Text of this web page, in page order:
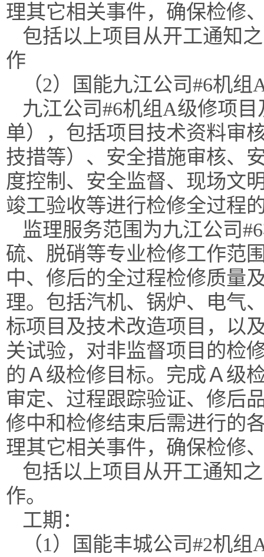
理其它相关事件，确保检修
包括以上项目从开工通知
作
（2） 国能九江公司#6机组
九江公司#6机组 A级修项目
单），包括项目技术资料审
技措等）、安全措施审核、
度控制、安全监督、现场文
竣工验收等进行检修全过程
监理服务范围为九江公司#6
硫、脱硝等专业检修工作范
中、修后的全过程检修质量
理。包括汽机、锅炉、电气
标项目及技术改造项目，以
关试验，对非监督项目的检
的Ａ级检修目标。完成Ａ级
审定、过程跟踪验证、修后
修中和检修结束后需进行的
理其它相关事件，确保检修
包括以上项目从开工通知
作。
工期：
（1）
国能丰城公司#2机组